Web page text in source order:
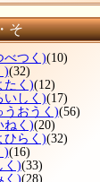
そ
べつく)(10)
)(32)
たく)(12)
いしく)(17)
うおうく)(56)
ねく)(20)
ひらく)(32)
)(16)
く)(33)
く)(28)